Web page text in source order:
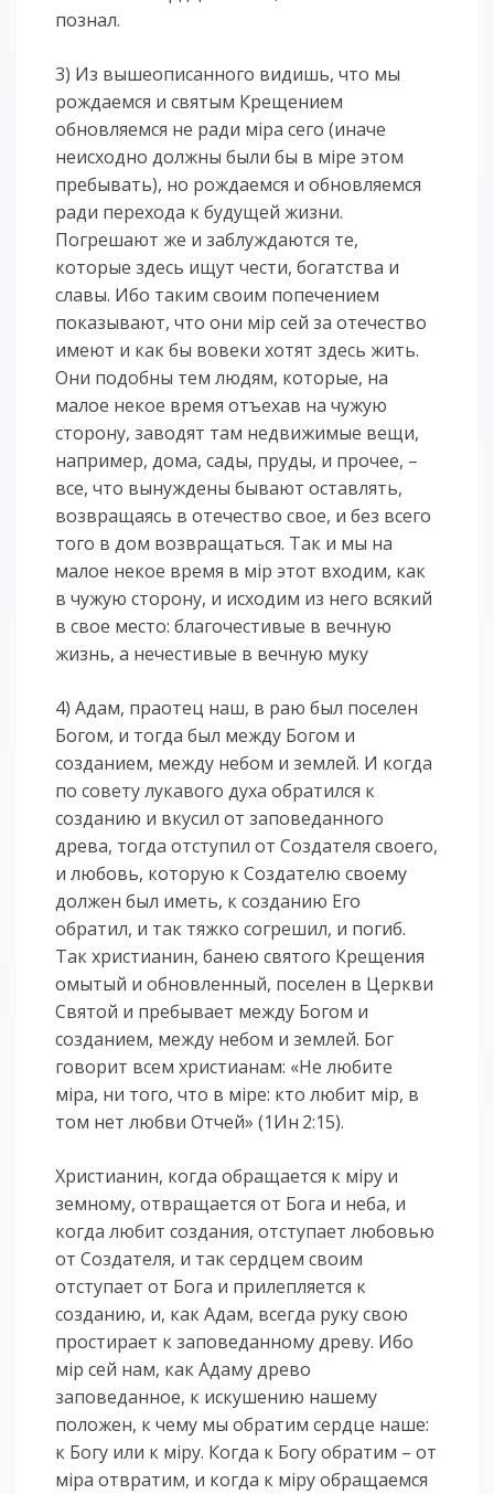
познал.
3) Из вышеописанного видишь, что мы
рождаемся и святым Крещением
обновляемся не ради мiра сего (иначе
неисходно должны были бы в мiре этом
пребывать), но рождаемся и обновляемся
ради перехода к будущей жизни.
Погрешают же и заблуждаются те,
которые здесь ищут чести, богатства и
славы. Ибо таким своим попечением
показывают, что они мiр сей за отечество
имеют и как бы вовеки хотят здесь жить.
Они подобны тем людям, которые, на
малое некое время отъехав на чужую
сторону, заводят там недвижимые вещи,
например, дома, сады, пруды, и прочее, –
все, что вынуждены бывают оставлять,
возвращаясь в отечество свое, и без всего
того в дом возвращаться. Так и мы на
малое некое время в мiр этот входим, как
в чужую сторону, и исходим из него всякий
в свое место: благочестивые в вечную
жизнь, а нечестивые в вечную муку
4) Адам, праотец наш, в раю был поселен
Богом, и тогда был между Богом и
созданием, между небом и землей. И когда
по совету лукавого духа обратился к
созданию и вкусил от заповеданного
древа, тогда отступил от Создателя своего,
и любовь, которую к Создателю своему
должен был иметь, к созданию Его
обратил, и так тяжко согрешил, и погиб.
Так христианин, банею святого Крещения
омытый и обновленный, поселен в Церкви
Святой и пребывает между Богом и
созданием, между небом и землей. Бог
говорит всем христианам: «Не любите
мiра, ни того, что в мiре: кто любит мiр, в
том нет любви Отчей» (1Ин 2:15).
Христианин, когда обращается к мiру и
земному, отвращается от Бога и неба, и
когда любит создания, отступает любовью
от Создателя, и так сердцем своим
отступает от Бога и прилепляется к
созданию, и, как Адам, всегда руку свою
простирает к заповеданному древу. Ибо
мiр сей нам, как Адаму древо
заповеданное, к искушению нашему
положен, к чему мы обратим сердце наше:
к Богу или к мiру. Когда к Богу обратим – от
мiра отвратим, и когда к мiру обращаемся